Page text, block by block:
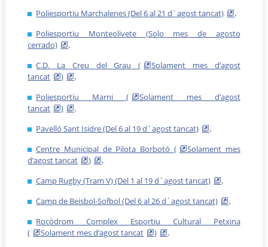
Poliesportiu Marchalenes (Del 6 al 21 d´agost tancat)
.
Poliesportiu Monteolivete (Solo mes de agosto
cerrado)
.
C.D. La Creu del Grau (
Solament mes d’agost
tancat
)
.
Poliesportiu Marni (
Solament mes d’agost
tancat
)
.
Pavelló Sant Isidre (Del 6 al 19 d´agost tancat)
.
Centre Municipal de Pilota Borbotó (
Solament mes
d’agost tancat
)
.
Camp Rugby (Tram V) (Del 1 al 19 d´agost tancat)
.
Camp de Beisbol-Sofbol (Del 6 al 26 d´agost tancat)
.
Rocòdrom Complex Esportiu Cultural Petxina
(
Solament mes d’agost tancat )
.